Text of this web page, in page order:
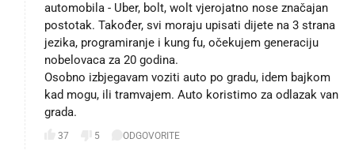
automobila - Uber, bolt, wolt vjerojatno nose značajan
postotak. Također, svi moraju upisati dijete na 3 strana
jezika, programiranje i kung fu, očekujem generaciju
nobelovaca za 20 godina.
Osobno izbjegavam voziti auto po gradu, idem bajkom
kad mogu, ili tramvajem. Auto koristimo za odlazak van
grada.
37 5 ODGOVORITE